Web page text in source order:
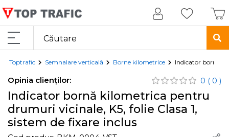
Toptrafic Semnalare verticală Borne kilometrice Indicator bornă
Opinia clienților: 0 ( 0 )
Indicator bornă kilometrica pentru
drumuri vicinale, K5, folie Clasa 1,
sistem de fixare inclus